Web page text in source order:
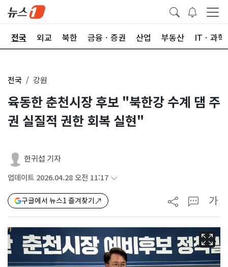
전국 외교 북한 금융ㆍ증권 산업 부동산 ITㆍ과학
전국 강원
육동한 춘천시장 후보 "북한강 수계 댐 주
권 실질적 권한 회복 실현"
한귀섭 기자
업데이트 2026.04.28 오전 11:17
구글에서 뉴스1 즐겨찾기 가